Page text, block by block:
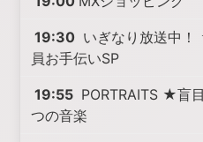
19:30 いぎなり放送中
員お手伝いSP
19:55 PORTRAITS ★盲
つの音楽